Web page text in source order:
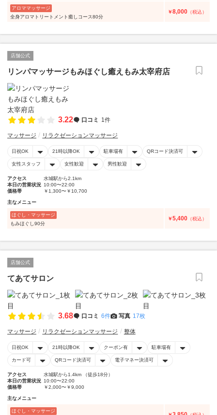
アロママッサージ
全身アロマトリートメント癒しコース80分
￥8,000 （税込）
店舗公式
リンパマッサージもみほぐし癒えもみ太宰府店
3.22 口コミ 1件
マッサージ リラクゼーションマッサージ
日祝OK 21時以降OK 駐車場有 QRコード決済可
女性スタッフ 女性歓迎 男性歓迎
アクセス
水城駅から2.1km
本日の営業状況 10:00〜22:00
価格帯
￥1,300〜￥10,700
主なメニュー
ほぐし・マッサージ
もみほぐし90分
￥5,400 （税込）
店舗公式
てあてサロン
3.68 口コミ 6件 写真 17枚
マッサージ リラクゼーションマッサージ 整体
日祝OK 21時以降OK クーポン有 駐車場有
カード可 QRコード決済可 電子マネー決済可
アクセス
水城駅から1.4km （徒歩18分）
本日の営業状況 10:00〜22:00
価格帯
￥2,000〜￥9,000
主なメニュー
ほぐし・マッサージ